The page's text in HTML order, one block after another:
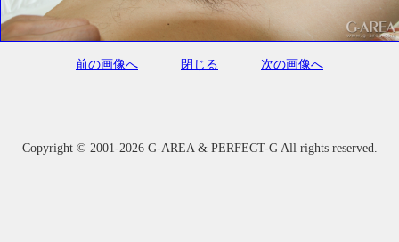
前の画像へ 閉じる 次の画像へ
Copyright © 2001-2026 G-AREA & PERFECT-G All rights reserved.